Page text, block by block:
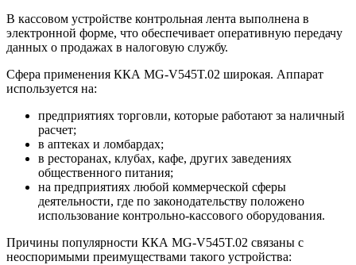
В кассовом устройстве контрольная лента выполнена в
электронной форме, что обеспечивает оперативную передачу
данных о продажах в налоговую службу.
Сфера применения ККА MG-V545T.02 широкая. Аппарат
используется на:
предприятиях торговли, которые работают за наличный
расчет;
в аптеках и ломбардах;
в ресторанах, клубах, кафе, других заведениях
общественного питания;
на предприятиях любой коммерческой сферы
деятельности, где по законодательству положено
использование контрольно-кассового оборудования.
Причины популярности ККА MG-V545T.02 связаны с
неоспоримыми преимуществами такого устройства: